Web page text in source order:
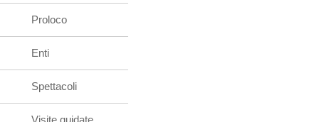
Proloco
Enti
Spettacoli
Visite guidate